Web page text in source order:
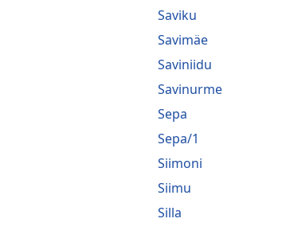
Saviku
Savimäe
Saviniidu
Savinurme
Sepa
Sepa/1
Siimoni
Siimu
Silla